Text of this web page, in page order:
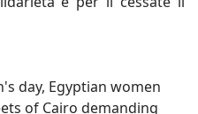
day, Egyptian women
of Cairo demanding